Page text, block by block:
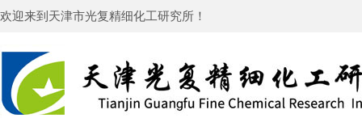
欢迎来到 天津市光复精细化工研究所 ！